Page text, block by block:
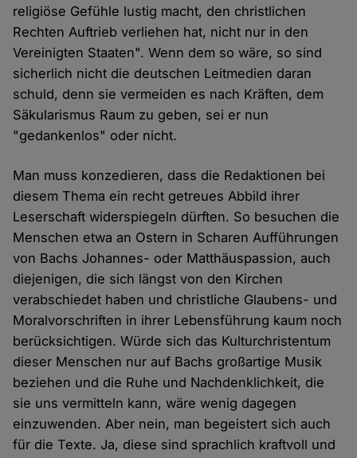
religiöse Gefühle lustig macht, den christlichen
Rechten Auftrieb verliehen hat, nicht nur in den
Vereinigten Staaten". Wenn dem so wäre, so sind
sicherlich nicht die deutschen Leitmedien daran
schuld, denn sie vermeiden es nach Kräften, dem
Säkularismus Raum zu geben, sei er nun
"gedankenlos" oder nicht.
Man muss konzedieren, dass die Redaktionen bei
diesem Thema ein recht getreues Abbild ihrer
Leserschaft widerspiegeln dürften. So besuchen die
Menschen etwa an Ostern in Scharen Aufführungen
von Bachs Johannes- oder Matthäuspassion, auch
diejenigen, die sich längst von den Kirchen
verabschiedet haben und christliche Glaubens- und
Moralvorschriften in ihrer Lebensführung kaum noch
berücksichtigen. Würde sich das Kulturchristentum
dieser Menschen nur auf Bachs großartige Musik
beziehen und die Ruhe und Nachdenklichkeit, die
sie uns vermitteln kann, wäre wenig dagegen
einzuwenden. Aber nein, man begeistert sich auch
für die Texte. Ja, diese sind sprachlich kraftvoll und